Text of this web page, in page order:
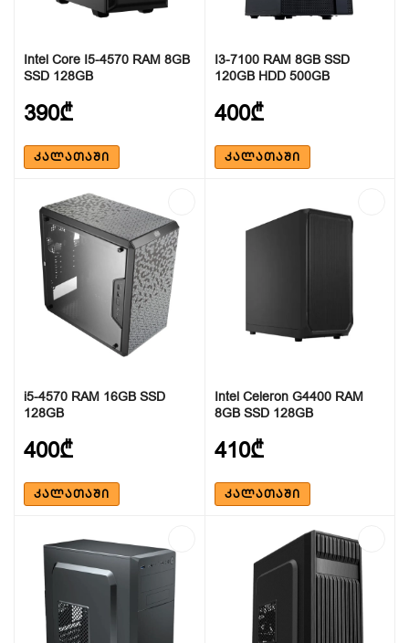
Intel Core I5-4570 RAM 8GB
SSD 128GB
390₾
ᲙᲐᲚᲐᲗᲐᲨᲘ
I3-7100 RAM 8GB SSD
120GB HDD 500GB
400₾
ᲙᲐᲚᲐᲗᲐᲨᲘ
i5-4570 RAM 16GB SSD
128GB
400₾
ᲙᲐᲚᲐᲗᲐᲨᲘ
Intel Celeron G4400 RAM
8GB SSD 128GB
410₾
ᲙᲐᲚᲐᲗᲐᲨᲘ